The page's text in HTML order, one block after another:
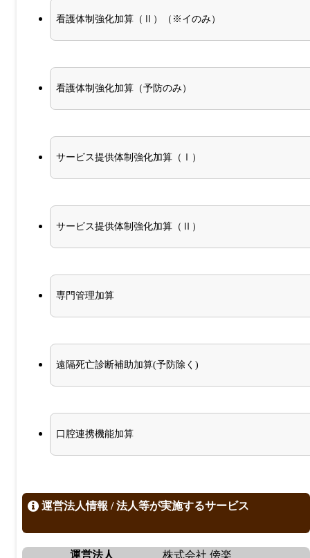
看護体制強化加算（Ⅱ）（※イのみ）
看護体制強化加算（予防のみ）
サービス提供体制強化加算（Ⅰ）
サービス提供体制強化加算（Ⅱ）
専門管理加算
遠隔死亡診断補助加算(予防除く)
口腔連携機能加算
運営法人情報 / 法人等が実施するサービス
運営法人 株式会社 傍楽